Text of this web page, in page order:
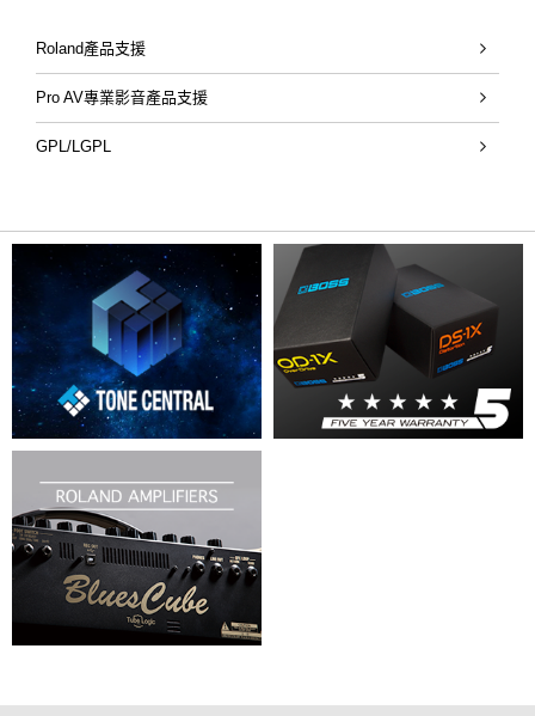
Roland產品支援
Pro AV專業影音產品支援
GPL/LGPL